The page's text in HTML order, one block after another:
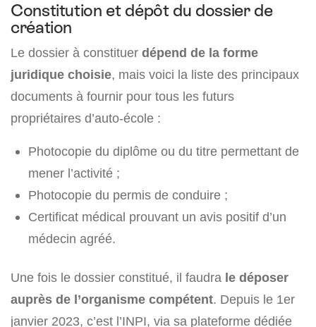
Constitution et dépôt du dossier de
création
Le dossier à constituer dépend de la forme
juridique choisie, mais voici la liste des principaux
documents à fournir pour tous les futurs
propriétaires d’auto-école :
Photocopie du diplôme ou du titre permettant de
mener l’activité ;
Photocopie du permis de conduire ;
Certificat médical prouvant un avis positif d’un
médecin agréé.
Une fois le dossier constitué, il faudra le déposer
auprès de l’organisme compétent. Depuis le 1er
janvier 2023, c’est l’INPI, via sa plateforme dédiée